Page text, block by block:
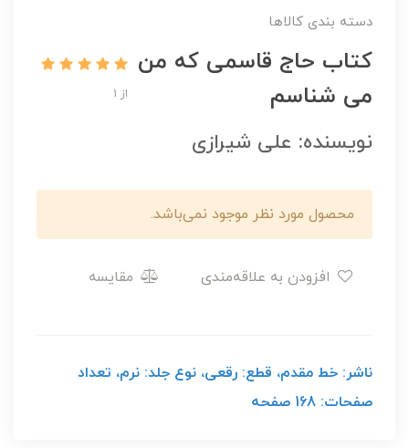
دسته بندی کالاها
کتاب حاج قاسمی که من
می شناسم
از 1
نویسنده: علی شیرازی
محصول مورد نظر موجود نمی‌باشد.
مقایسه
ناشر: خط مقدم، قطع: رقعی، نوع جلد: نرم، تعداد
صفحات: 168 صفحه